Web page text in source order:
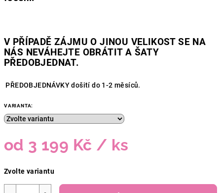
V PŘÍPADĚ ZÁJMU O JINOU VELIKOST SE NA
NÁS NEVÁHEJTE OBRÁTIT A ŠATY
PŘEDOBJEDNAT.
PŘEDOBJEDNÁVKY došití do 1-2 měsíců.
VARIANTA:
od 3 199 Kč / ks
cena:
Zvolte variantu